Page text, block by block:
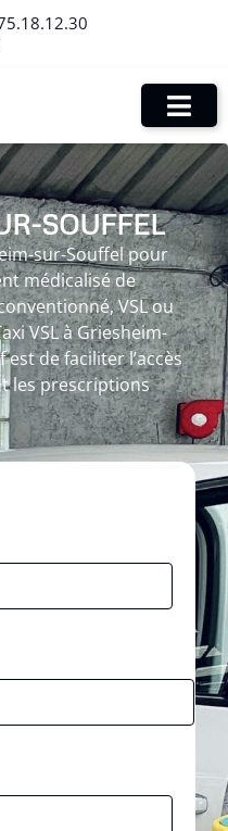
SOUFFEL
sur-Souffel pour
médicalisé de
VSL ou
VSL à Griesheim-
est de faciliter l’accès
les prescriptions
C
o
*
E
-
m
a
i